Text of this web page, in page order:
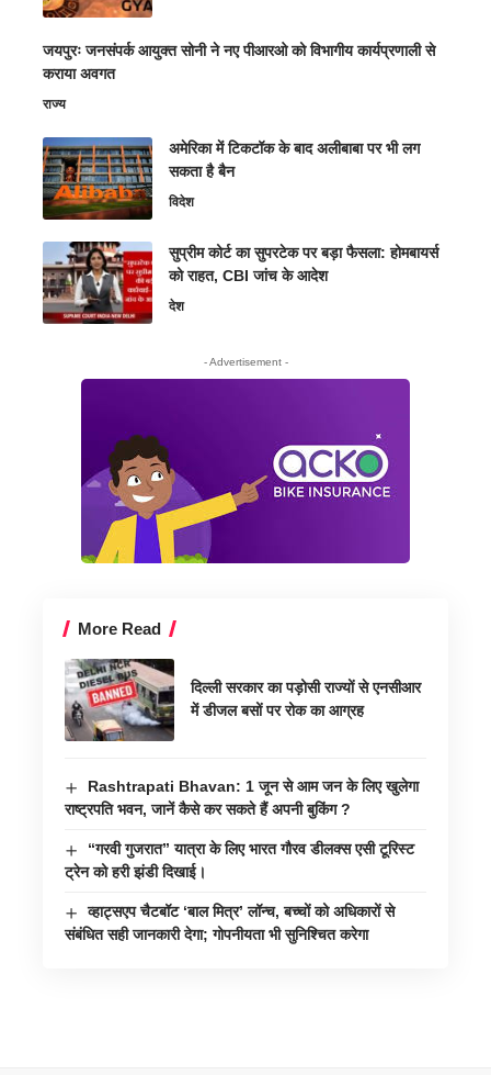
जयपुरः जनसंपर्क आयुक्त सोनी ने नए पीआरओ को विभागीय कार्यप्रणाली से
कराया अवगत
राज्य
अमेरिका में टिकटॉक के बाद अलीबाबा पर भी लग
सकता है बैन
विदेश
सुप्रीम कोर्ट का सुपरटेक पर बड़ा फैसला: होमबायर्स
को राहत, CBI जांच के आदेश
देश
- Advertisement -
More Read
दिल्ली सरकार का पड़ोसी राज्यों से एनसीआर
में डीजल बसों पर रोक का आग्रह
Rashtrapati Bhavan: 1 जून से आम जन के लिए खुलेगा
राष्ट्रपति भवन, जानें कैसे कर सकते हैं अपनी बुकिंग ?
“गरवी गुजरात” यात्रा के लिए भारत गौरव डीलक्स एसी टूरिस्ट
ट्रेन को हरी झंडी दिखाई।
व्हाट्सएप चैटबॉट ‘बाल मित्र’ लॉन्च, बच्चों को अधिकारों से
संबंधित सही जानकारी देगा; गोपनीयता भी सुनिश्चित करेगा